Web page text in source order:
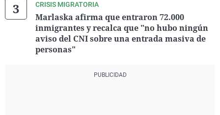
CRISIS MIGRATORIA
Marlaska afirma que entraron 72.000
inmigrantes y recalca que "no hubo ningún
aviso del CNI sobre una entrada masiva de
personas"